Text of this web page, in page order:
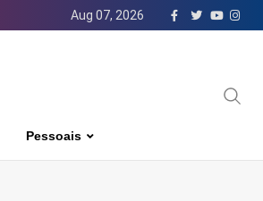
Aug 07, 2026
Pessoais